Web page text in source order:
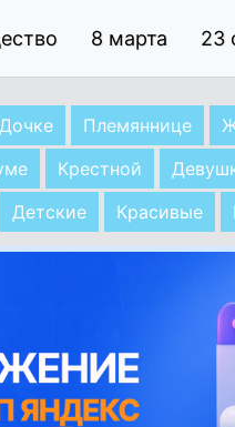
8 марта 23
Дочке Племяннице
Крестной
Детские Красивые